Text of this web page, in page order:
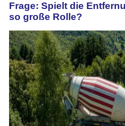
Frage: Spielt die
so große Rolle?